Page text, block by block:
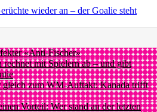
wieder an – der Goalie steht
«Anti-Fischer»
rechnet mit Spielern ab – und gibt
gleich zum WM-Auftakt: Kanada trifft
Vorteil: Wer stand an der letzten